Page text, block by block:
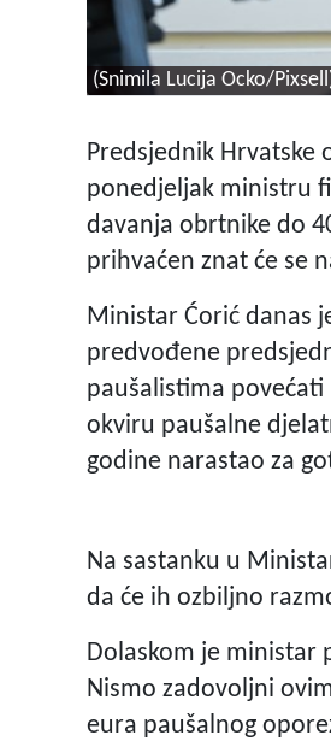
(Snimila Lucija Ocko/
Predsjednik Hrvatske
ponedjeljak ministru
davanja obrtnike do
prihvaćen znat će se
Ministar Ćorić danas
predvođene
paušalistima
okviru paušalne
godine narastao za
Na sastanku u
da će ih ozbiljno
Dolaskom je ministar
Nismo zadovoljni
eura paušalnog